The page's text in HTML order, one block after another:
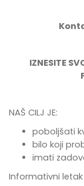
IZNESITE
NAŠ CILJ JE:
poboljšati
bilo koji
imati
Informativni